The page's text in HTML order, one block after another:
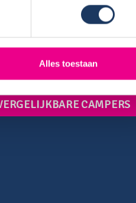
Alles toestaan
Omvormer naar 230v:
CAMPERS